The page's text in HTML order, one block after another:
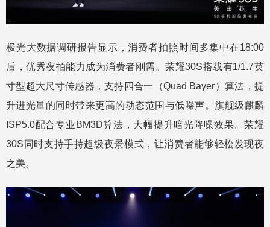
极光大数据调研报告显示，消费者拍照时间多集中在18:00
后，优秀夜拍能力成为消费者刚需。荣耀30S搭载有1/1.7英
寸型超大尺寸传感器，支持四合一（Quad Bayer）算法，提
升进光量的同时带来更高的动态范围与低噪声。旗舰级麒麟
ISP5.0配合专业BM3D算法，大幅提升暗光降噪效果。荣耀
30S同时支持手持超级夜景模式，让消费者能够轻松发现夜
之美。